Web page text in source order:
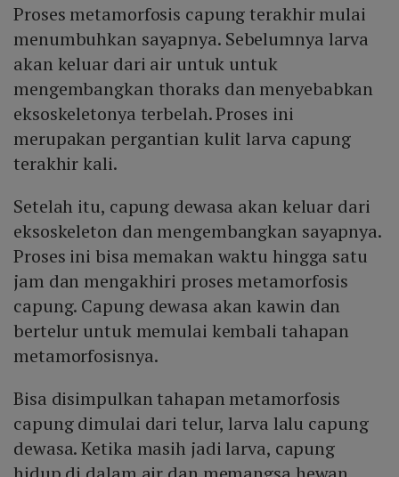
Proses metamorfosis capung terakhir mulai
menumbuhkan sayapnya. Sebelumnya larva
akan keluar dari air untuk untuk
mengembangkan thoraks dan menyebabkan
eksoskeletonya terbelah. Proses ini
merupakan pergantian kulit larva capung
terakhir kali.
Setelah itu, capung dewasa akan keluar dari
eksoskeleton dan mengembangkan sayapnya.
Proses ini bisa memakan waktu hingga satu
jam dan mengakhiri proses metamorfosis
capung. Capung dewasa akan kawin dan
bertelur untuk memulai kembali tahapan
metamorfosisnya.
Bisa disimpulkan tahapan metamorfosis
capung dimulai dari telur, larva lalu capung
dewasa. Ketika masih jadi larva, capung